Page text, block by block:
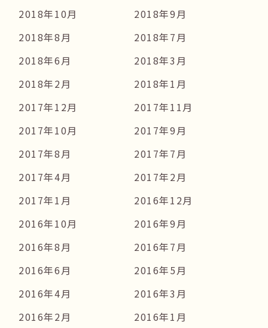
2018年10月
2018年9月
2018年8月
2018年7月
2018年6月
2018年3月
2018年2月
2018年1月
2017年12月
2017年11月
2017年10月
2017年9月
2017年8月
2017年7月
2017年4月
2017年2月
2017年1月
2016年12月
2016年10月
2016年9月
2016年8月
2016年7月
2016年6月
2016年5月
2016年4月
2016年3月
2016年2月
2016年1月